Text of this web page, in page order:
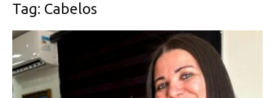
Tag: Cabelos